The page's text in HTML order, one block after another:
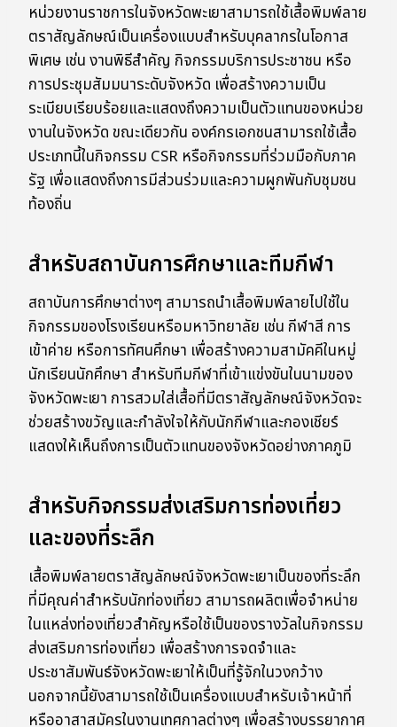
หน่วยงานราชการในจังหวัดพะเยาสามารถใช้เสื้อพิมพ์ลาย
ตราสัญลักษณ์เป็นเครื่องแบบสำหรับบุคลากรในโอกาส
พิเศษ เช่น งานพิธีสำคัญ กิจกรรมบริการประชาชน หรือ
การประชุมสัมมนาระดับจังหวัด เพื่อสร้างความเป็น
ระเบียบเรียบร้อยและแสดงถึงความเป็นตัวแทนของหน่วย
งานในจังหวัด ขณะเดียวกัน องค์กรเอกชนสามารถใช้เสื้อ
ประเภทนี้ในกิจกรรม CSR หรือกิจกรรมที่ร่วมมือกับภาค
รัฐ เพื่อแสดงถึงการมีส่วนร่วมและความผูกพันกับชุมชน
ท้องถิ่น
สำหรับสถาบันการศึกษาและทีมกีฬา
สถาบันการศึกษาต่างๆ สามารถนำเสื้อพิมพ์ลายไปใช้ใน
กิจกรรมของโรงเรียนหรือมหาวิทยาลัย เช่น กีฬาสี การ
เข้าค่าย หรือการทัศนศึกษา เพื่อสร้างความสามัคคีในหมู่
นักเรียนนักศึกษา สำหรับทีมกีฬาที่เข้าแข่งขันในนามของ
จังหวัดพะเยา การสวมใส่เสื้อที่มีตราสัญลักษณ์จังหวัดจะ
ช่วยสร้างขวัญและกำลังใจให้กับนักกีฬาและกองเชียร์
แสดงให้เห็นถึงการเป็นตัวแทนของจังหวัดอย่างภาคภูมิ
สำหรับกิจกรรมส่งเสริมการท่องเที่ยว
และของที่ระลึก
เสื้อพิมพ์ลายตราสัญลักษณ์จังหวัดพะเยาเป็นของที่ระลึก
ที่มีคุณค่าสำหรับนักท่องเที่ยว สามารถผลิตเพื่อจำหน่าย
ในแหล่งท่องเที่ยวสำคัญหรือใช้เป็นของรางวัลในกิจกรรม
ส่งเสริมการท่องเที่ยว เพื่อสร้างการจดจำและ
ประชาสัมพันธ์จังหวัดพะเยาให้เป็นที่รู้จักในวงกว้าง
นอกจากนี้ยังสามารถใช้เป็นเครื่องแบบสำหรับเจ้าหน้าที่
หรืออาสาสมัครในงานเทศกาลต่างๆ เพื่อสร้างบรรยากาศ